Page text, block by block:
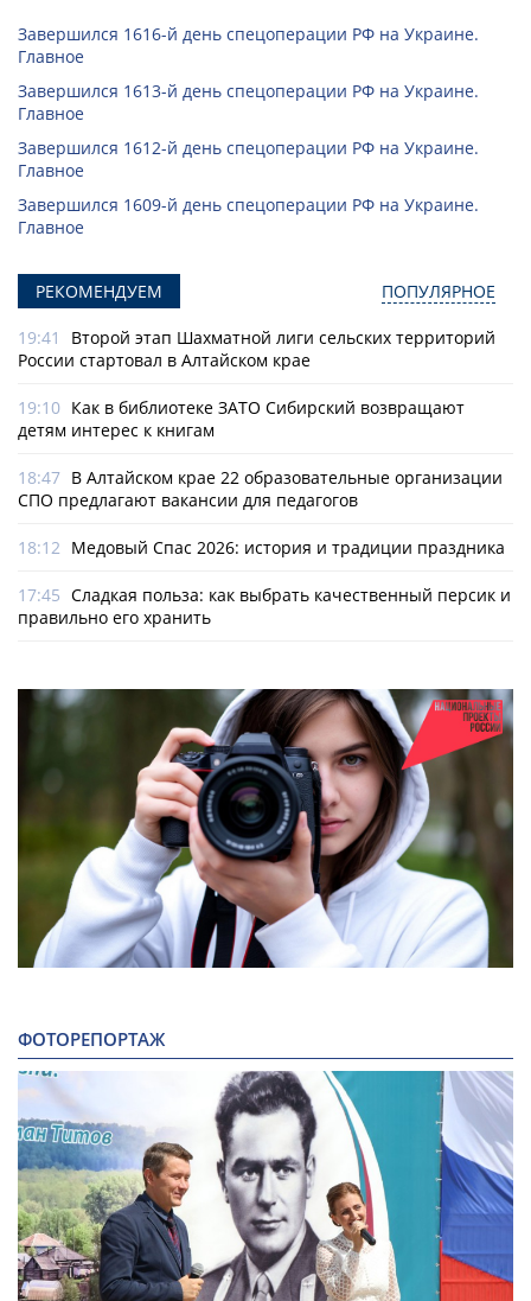
Завершился 1616-й день спецоперации РФ на Украине.
Главное
Завершился 1613-й день спецоперации РФ на Украине.
Главное
Завершился 1612-й день спецоперации РФ на Украине.
Главное
Завершился 1609-й день спецоперации РФ на Украине.
Главное
РЕКОМЕНДУЕМ ПОПУЛЯРНОЕ
19:41
Второй этап Шахматной лиги сельских территорий
России стартовал в Алтайском крае
19:10 Как в библиотеке ЗАТО Сибирский возвращают
детям интерес к книгам
18:47 В Алтайском крае 22 образовательные организации
СПО предлагают вакансии для педагогов
18:12 Медовый Спас 2026: история и традиции праздника
17:45 Сладкая польза: как выбрать качественный персик и
правильно его хранить
ФОТОРЕПОРТАЖ